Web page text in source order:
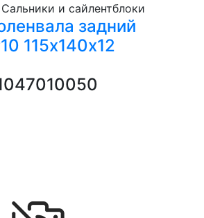
Сальники и сайлентблоки
задний
115х140х12